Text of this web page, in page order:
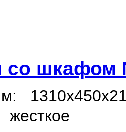
со
жесткое